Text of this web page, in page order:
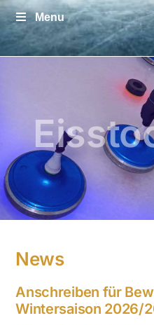
Zum
Inhalt
springen
Menu
News
Anschreiben für
Wintersaison 2026/